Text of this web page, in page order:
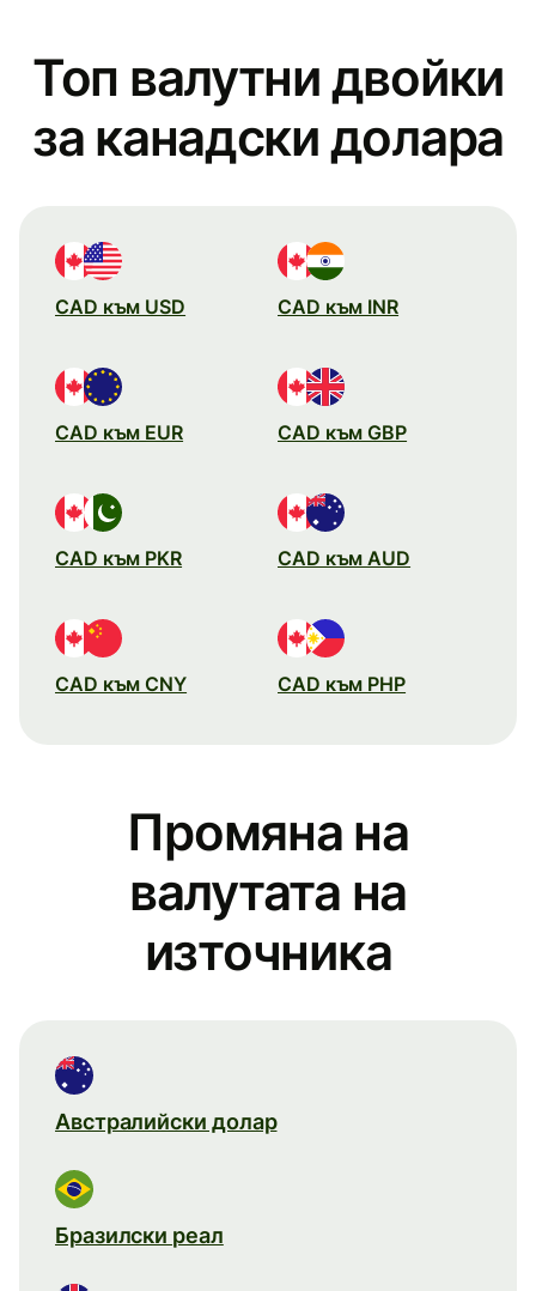
Топ валутни двойки
за канадски долара
CAD към USD CAD към INR
CAD към EUR CAD към GBP
CAD към PKR CAD към AUD
CAD към CNY CAD към PHP
Промяна на
валутата на
източника
Австралийски долар
Бразилски реал